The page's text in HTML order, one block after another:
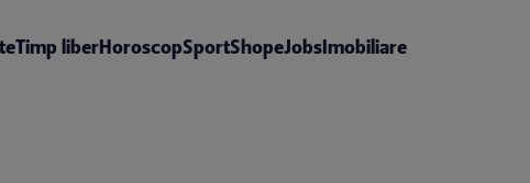
Timp liberHoroscopSportShopeJobsImobiliare